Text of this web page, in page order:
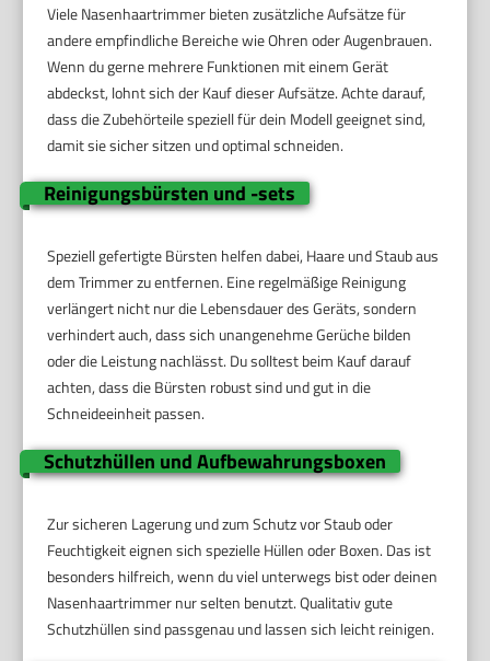
Viele Nasenhaartrimmer bieten zusätzliche Aufsätze für
andere empfindliche Bereiche wie Ohren oder Augenbrauen.
Wenn du gerne mehrere Funktionen mit einem Gerät
abdeckst, lohnt sich der Kauf dieser Aufsätze. Achte darauf,
dass die Zubehörteile speziell für dein Modell geeignet sind,
damit sie sicher sitzen und optimal schneiden.
Reinigungsbürsten und -sets
Speziell gefertigte Bürsten helfen dabei, Haare und Staub aus
dem Trimmer zu entfernen. Eine regelmäßige Reinigung
verlängert nicht nur die Lebensdauer des Geräts, sondern
verhindert auch, dass sich unangenehme Gerüche bilden
oder die Leistung nachlässt. Du solltest beim Kauf darauf
achten, dass die Bürsten robust sind und gut in die
Schneideeinheit passen.
Schutzhüllen und Aufbewahrungsboxen
Zur sicheren Lagerung und zum Schutz vor Staub oder
Feuchtigkeit eignen sich spezielle Hüllen oder Boxen. Das ist
besonders hilfreich, wenn du viel unterwegs bist oder deinen
Nasenhaartrimmer nur selten benutzt. Qualitativ gute
Schutzhüllen sind passgenau und lassen sich leicht reinigen.